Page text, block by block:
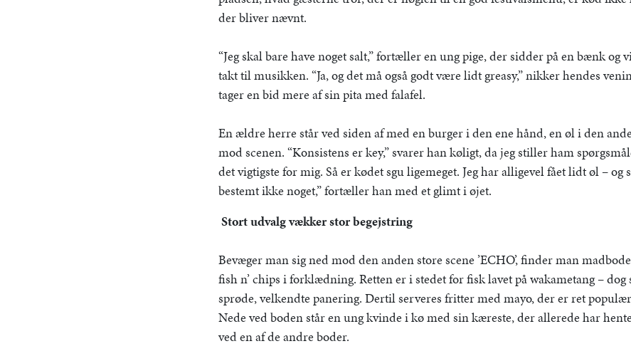
der bliver nævnt.
“Jeg skal bare have noget salt,” fortæller en ung pige, der sidder på en bænk og
takt til musikken. “Ja, og det må også godt være lidt greasy,” nikker hendes
tager en bid mere af sin pita med falafel.
En ældre herre står ved siden af med en burger i den ene hånd, en øl i den
mod scenen. “Konsistens er key,” svarer han køligt, da jeg stiller ham
det vigtigste for mig. Så er kødet sgu ligemeget. Jeg har alligevel fået lidt øl – og
bestemt ikke noget,” fortæller han med et glimt i øjet.
Stort udvalg vækker stor begejstring
Bevæger man sig ned mod den anden store scene ’ECHO’, finder man
fish n’ chips i forklædning. Retten er i stedet for fisk lavet på wakametang – dog
sprøde, velkendte panering. Dertil serveres fritter med mayo, der er ret
Nede ved boden står en ung kvinde i kø med sin kæreste, der allerede har
ved en af de andre boder.